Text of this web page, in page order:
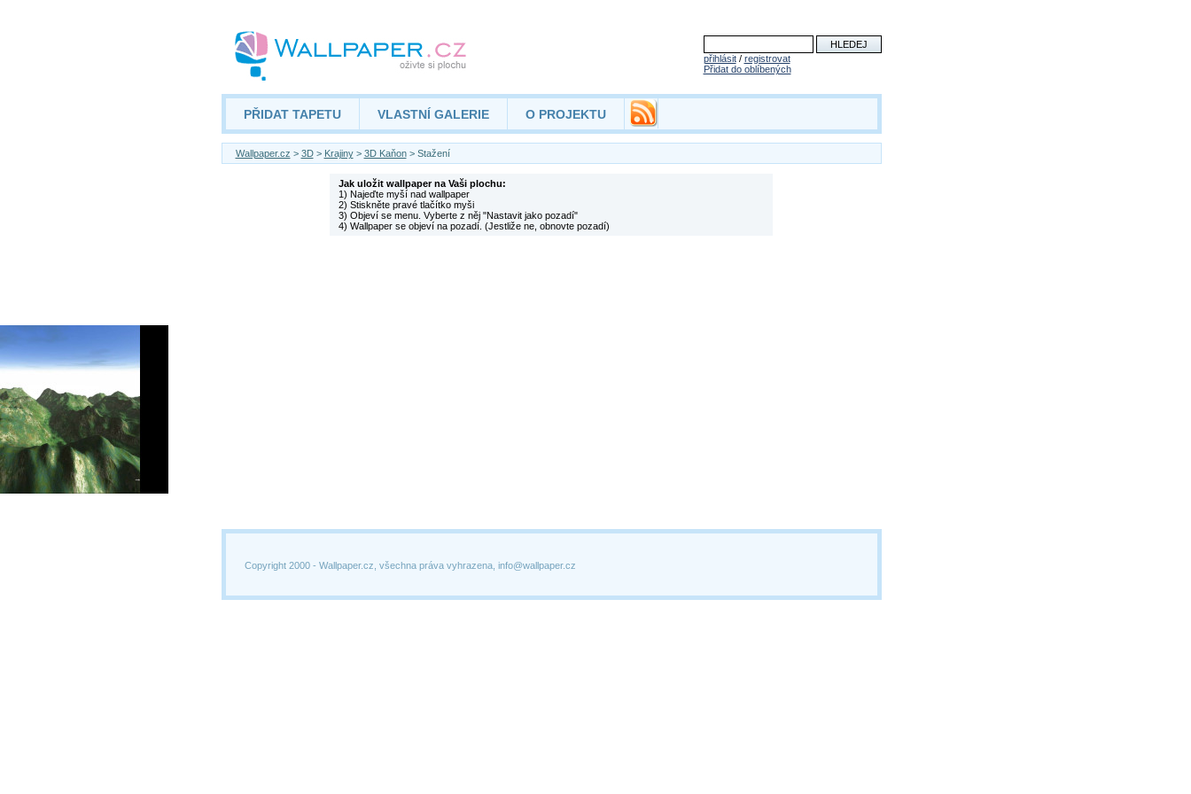
přihlásit/ registrovat
Přidat do oblíbených
PŘIDAT TAPETU VLASTNÍ GALERIE O PROJEKTU
Wallpaper.cz > 3D> Krajiny> 3D Kaňon> Stažení
Jak uložit wallpaper na Vaši plochu:
1) Najeďte myší nad wallpaper
2) Stiskněte pravé tlačítko myši
3) Objeví se menu. Vyberte z něj "Nastavit jako pozadí"
4) Wallpaper se objeví na pozadí. (Jestliže ne, obnovte pozadí)
Copyright 2000 - Wallpaper.cz, všechna práva vyhrazena, info@wallpaper.cz